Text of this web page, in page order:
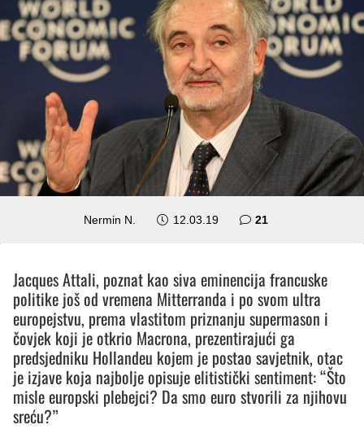
Nermin N. 12.03.19 21
Jacques Attali, poznat kao siva eminencija francuske
politike još od vremena Mitterranda i po svom ultra
europejstvu, prema vlastitom priznanju supermason i
čovjek koji je otkrio Macrona, prezentirajući ga
predsjedniku Hollandeu kojem je postao savjetnik, otac
je izjave koja najbolje opisuje elitistički sentiment: “Što
misle europski plebejci? Da smo euro stvorili za njihovu
sreću?”